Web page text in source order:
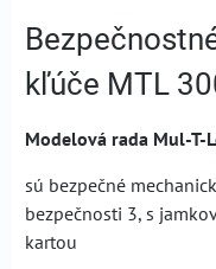
kľúče MTL
Modelová rada Mul-T-
sú bezpečné
bezpečnosti 3, s
kartou